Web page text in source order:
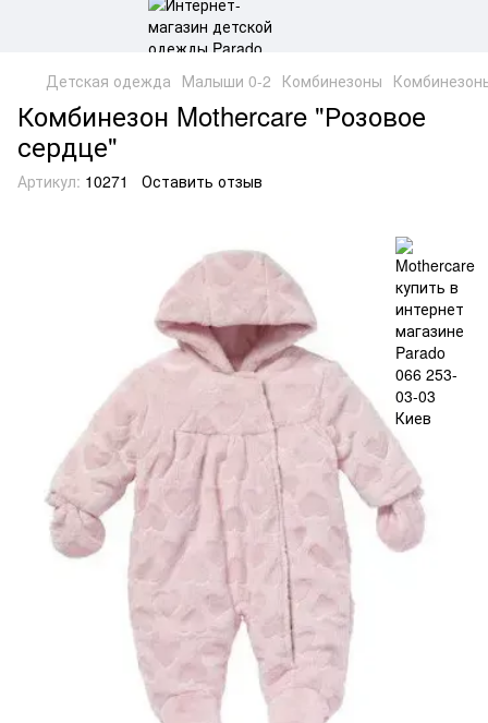
Детская одежда Малыши 0-2 Комбинезоны
Комбинезон Mothercare "Розовое
сердце"
Артикул: 10271 Оставить отзыв